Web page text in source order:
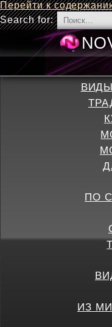
Перейти к
Search for:
ПО
ИЗ